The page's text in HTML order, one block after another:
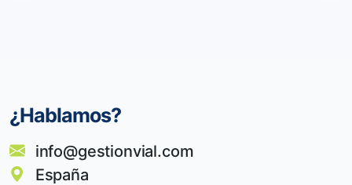
¿Hablamos?
info@gestionvial.com
España